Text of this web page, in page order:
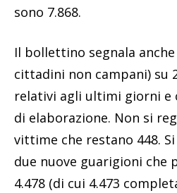
sono 7.868.
Il bollettino segnala
cittadini non campani) su
relativi agli ultimi giorni e
di elaborazione. Non si
vittime che restano 448.
due nuove guarigioni che
4.478 (di cui 4.473